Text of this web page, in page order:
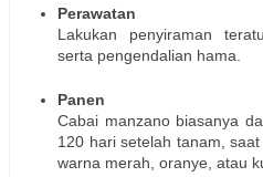
Perawatan
Lakukan penyiraman
serta pengendalian hama.
Panen
Cabai manzano biasanya
120 hari setelah tanam,
warna merah, oranye, atau